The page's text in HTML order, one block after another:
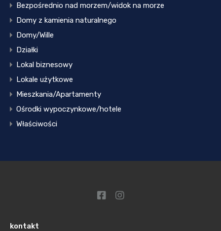
Bezpośrednio nad morzem/widok na morze
Domy z kamienia naturalnego
Domy/Wille
Działki
Lokal biznesowy
Lokale użytkowe
Mieszkania/Apartamenty
Ośrodki wypoczynkowe/hotele
Właściwości
kontakt